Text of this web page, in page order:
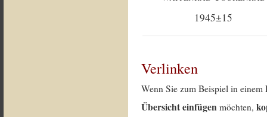
1945±15
Verlinken
Wenn Sie zum Beispiel in
Übersicht einfügen möchten,